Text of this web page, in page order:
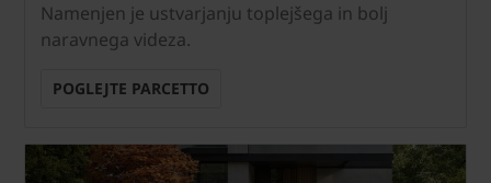
Namenjen je ustvarjanju toplejšega in bolj
naravnega videza.
POGLEJTE PARCETTO